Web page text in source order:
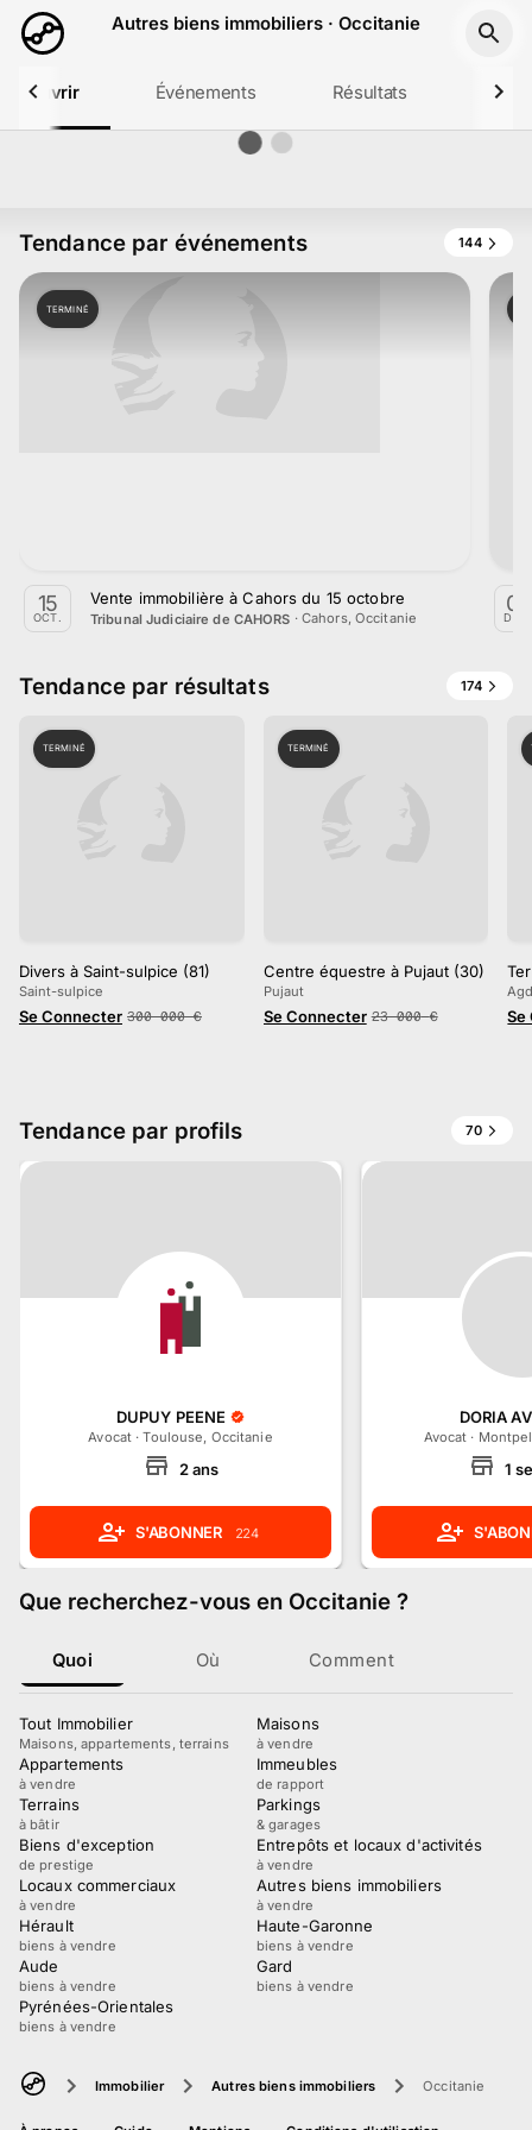
Aller au contenu principal
Autres biens immobiliers · Occitanie
Événements Résultats
Tendance par événements 144
TERMINÉ
15
OCT.
Vente immobilière à Cahors du 15 octobre
Tribunal Judiciaire de CAHORS · Cahors, Occitanie
02
DÉC.
Tendance par résultats 174
TERMINÉ
Divers à Saint-sulpice (81)
Saint-sulpice
Se Connecter 300 000 €
TERMINÉ
Centre équestre à Pujaut (30)
Pujaut
Se Connecter 23 000 € Se
Tendance par profils 70
DUPUY PEENE
Avocat ·Toulouse, Occitanie
2ans
S'ABONNER 224
DORIA
Avocat ·
1
Que recherchez-vous en Occitanie ?
Quoi Où Comment
Tout Immobilier
Maisons, appartements, terrains
Maisons
à vendre
Appartements
à vendre
Immeubles
de rapport
Terrains
à bâtir
Parkings
& garages
Biens d'exception
de prestige
Entrepôts et locaux d'activités
à vendre
Locaux commerciaux
à vendre
Autres biens immobiliers
à vendre
Hérault
biens à vendre
Haute-Garonne
biens à vendre
Aude
biens à vendre
Gard
biens à vendre
Pyrénées-Orientales
biens à vendre
Immobilier Autres biens immobiliers Occitanie